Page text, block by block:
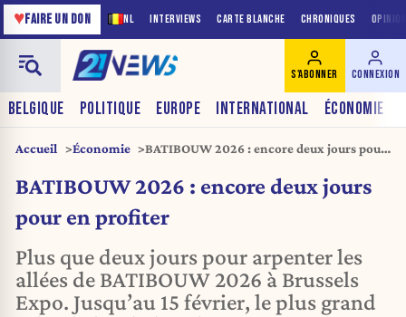
NL INTERVIEWS CARTE BLANCHE CHRONIQUES
♥FAIRE UN DON
BELGIQUE POLITIQUE EUROPE INTERNATIONAL ÉCONOMIE
S'ABONNER CONNEXION
Accueil Économie
BATIBOUW 2026 : encore deux jours pour
BATIBOUW 2026 : encore deux jours
pour en profiter
Plus que deux jours pour arpenter les
allées de BATIBOUW 2026 à Brussels
Expo. Jusqu’au 15 février, le plus grand